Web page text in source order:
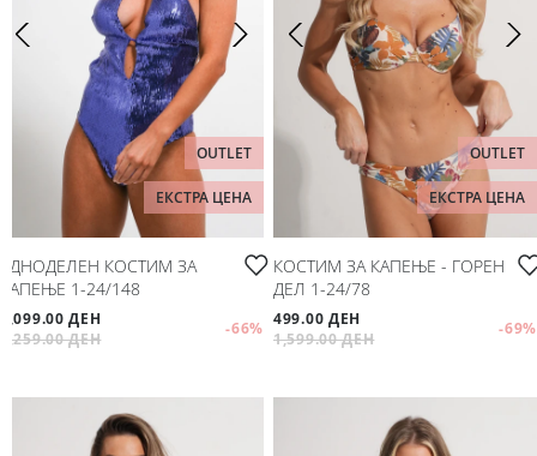
OUTLET
ЕКСТРА ЦЕНА
ЕДНОДЕЛЕН КОСТИМ ЗА
КАПЕЊЕ 1-24/148
1,099.00 ДЕН
3,259.00 ДЕН
-66%
OUTLET
ЕКСТРА ЦЕНА
КОСТИМ ЗА КАПЕЊЕ - ГОРЕН
ДЕЛ 1-24/78
499.00 ДЕН
1,599.00 ДЕН
-69%